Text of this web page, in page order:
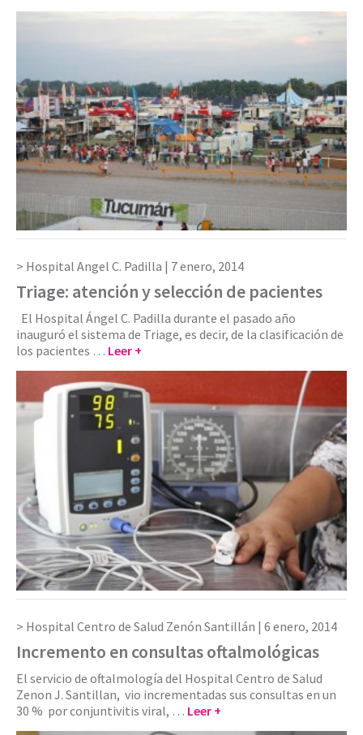
Hospital Angel C. Padilla | 7 enero, 2014
Triage: atención y selección de pacientes
El Hospital Ángel C. Padilla durante el pasado año
inauguró el sistema de Triage, es decir, de la clasificación de
los pacientes … Leer +
Hospital Centro de Salud Zenón Santillán | 6 enero, 2014
Incremento en consultas oftalmológicas
El servicio de oftalmología del Hospital Centro de Salud
Zenon J. Santillan, vio incrementadas sus consultas en un
30 % por conjuntivitis viral, … Leer +